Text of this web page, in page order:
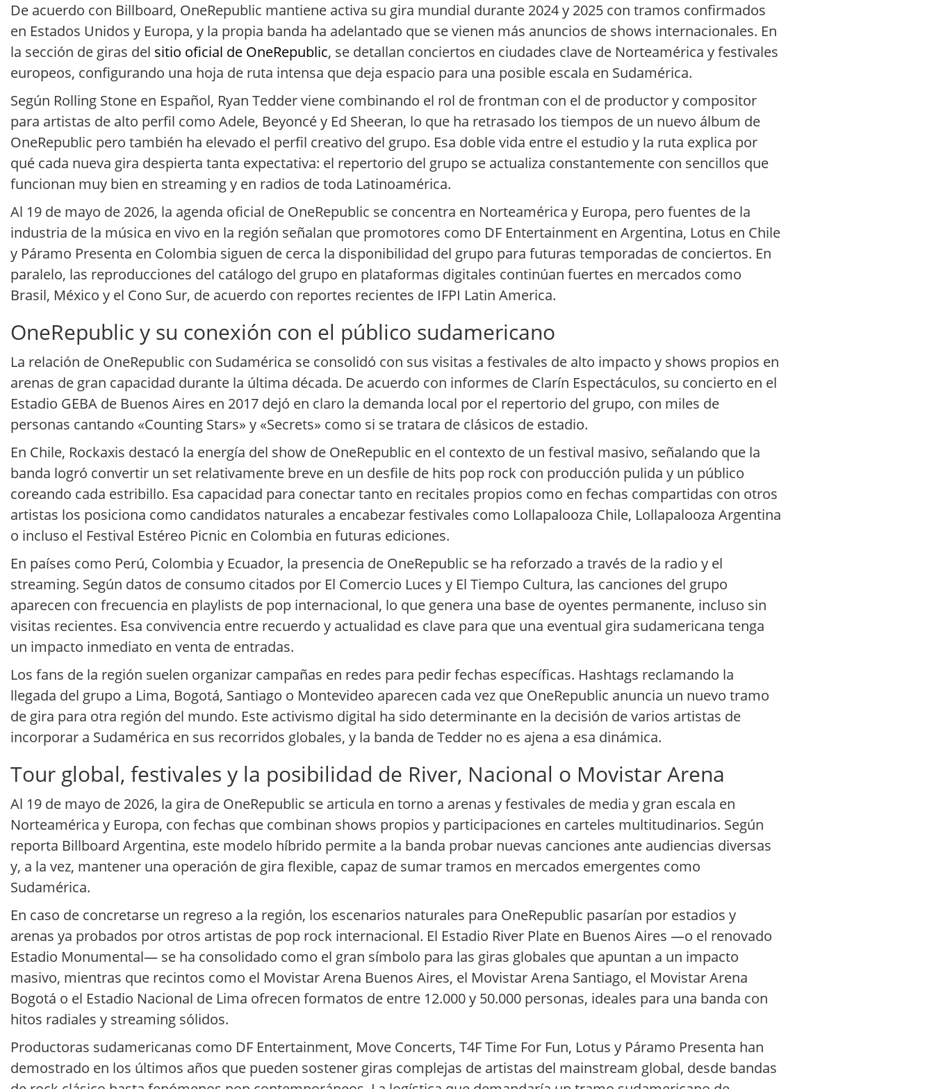
De acuerdo con Billboard, OneRepublic mantiene activa su gira mundial durante 2024 y 2025 con tramos confirmados
en Estados Unidos y Europa, y la propia banda ha adelantado que se vienen más anuncios de shows internacionales. En
la sección de giras del sitio oficial de OneRepublic, se detallan conciertos en ciudades clave de Norteamérica y festivales
europeos, configurando una hoja de ruta intensa que deja espacio para una posible escala en Sudamérica.
Según Rolling Stone en Español, Ryan Tedder viene combinando el rol de frontman con el de productor y compositor
para artistas de alto perfil como Adele, Beyoncé y Ed Sheeran, lo que ha retrasado los tiempos de un nuevo álbum de
OneRepublic pero también ha elevado el perfil creativo del grupo. Esa doble vida entre el estudio y la ruta explica por
qué cada nueva gira despierta tanta expectativa: el repertorio del grupo se actualiza constantemente con sencillos que
funcionan muy bien en streaming y en radios de toda Latinoamérica.
Al 19 de mayo de 2026, la agenda oficial de OneRepublic se concentra en Norteamérica y Europa, pero fuentes de la
industria de la música en vivo en la región señalan que promotores como DF Entertainment en Argentina, Lotus en Chile
y Páramo Presenta en Colombia siguen de cerca la disponibilidad del grupo para futuras temporadas de conciertos. En
paralelo, las reproducciones del catálogo del grupo en plataformas digitales continúan fuertes en mercados como
Brasil, México y el Cono Sur, de acuerdo con reportes recientes de IFPI Latin America.
OneRepublic y su conexión con el público sudamericano
La relación de OneRepublic con Sudamérica se consolidó con sus visitas a festivales de alto impacto y shows propios en
arenas de gran capacidad durante la última década. De acuerdo con informes de Clarín Espectáculos, su concierto en el
Estadio GEBA de Buenos Aires en 2017 dejó en claro la demanda local por el repertorio del grupo, con miles de
personas cantando «Counting Stars» y «Secrets» como si se tratara de clásicos de estadio.
En Chile, Rockaxis destacó la energía del show de OneRepublic en el contexto de un festival masivo, señalando que la
banda logró convertir un set relativamente breve en un desfile de hits pop rock con producción pulida y un público
coreando cada estribillo. Esa capacidad para conectar tanto en recitales propios como en fechas compartidas con otros
artistas los posiciona como candidatos naturales a encabezar festivales como Lollapalooza Chile, Lollapalooza Argentina
o incluso el Festival Estéreo Picnic en Colombia en futuras ediciones.
En países como Perú, Colombia y Ecuador, la presencia de OneRepublic se ha reforzado a través de la radio y el
streaming. Según datos de consumo citados por El Comercio Luces y El Tiempo Cultura, las canciones del grupo
aparecen con frecuencia en playlists de pop internacional, lo que genera una base de oyentes permanente, incluso sin
visitas recientes. Esa convivencia entre recuerdo y actualidad es clave para que una eventual gira sudamericana tenga
un impacto inmediato en venta de entradas.
Los fans de la región suelen organizar campañas en redes para pedir fechas específicas. Hashtags reclamando la
llegada del grupo a Lima, Bogotá, Santiago o Montevideo aparecen cada vez que OneRepublic anuncia un nuevo tramo
de gira para otra región del mundo. Este activismo digital ha sido determinante en la decisión de varios artistas de
incorporar a Sudamérica en sus recorridos globales, y la banda de Tedder no es ajena a esa dinámica.
Tour global, festivales y la posibilidad de River, Nacional o Movistar Arena
Al 19 de mayo de 2026, la gira de OneRepublic se articula en torno a arenas y festivales de media y gran escala en
Norteamérica y Europa, con fechas que combinan shows propios y participaciones en carteles multitudinarios. Según
reporta Billboard Argentina, este modelo híbrido permite a la banda probar nuevas canciones ante audiencias diversas
y, a la vez, mantener una operación de gira flexible, capaz de sumar tramos en mercados emergentes como
Sudamérica.
En caso de concretarse un regreso a la región, los escenarios naturales para OneRepublic pasarían por estadios y
arenas ya probados por otros artistas de pop rock internacional. El Estadio River Plate en Buenos Aires —o el renovado
Estadio Monumental— se ha consolidado como el gran símbolo para las giras globales que apuntan a un impacto
masivo, mientras que recintos como el Movistar Arena Buenos Aires, el Movistar Arena Santiago, el Movistar Arena
Bogotá o el Estadio Nacional de Lima ofrecen formatos de entre 12.000 y 50.000 personas, ideales para una banda con
hitos radiales y streaming sólidos.
Productoras sudamericanas como DF Entertainment, Move Concerts, T4F Time For Fun, Lotus y Páramo Presenta han
demostrado en los últimos años que pueden sostener giras complejas de artistas del mainstream global, desde bandas